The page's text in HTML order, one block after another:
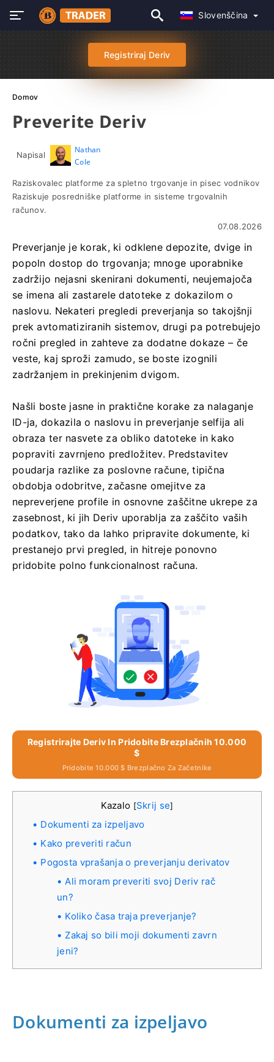
Slovenščina
Registriraj Deriv
Domov
Preverite Deriv
Napisal
Nathan
Cole
Raziskovalec platforme za spletno trgovanje in pisec vodnikov
Raziskuje posredniške platforme in sisteme trgovalnih
računov.
07.08.2026
Preverjanje je korak, ki odklene depozite, dvige in
popoln dostop do trgovanja; mnoge uporabnike
zadržijo nejasni skenirani dokumenti, neujemajoča
se imena ali zastarele datoteke z dokazilom o
naslovu. Nekateri pregledi preverjanja so takojšnji
prek avtomatiziranih sistemov, drugi pa potrebujejo
ročni pregled in zahteve za dodatne dokaze – če
veste, kaj sproži zamudo, se boste izognili
zadržanjem in prekinjenim dvigom.
Našli boste jasne in praktične korake za nalaganje
ID-ja, dokazila o naslovu in preverjanje selfija ali
obraza ter nasvete za obliko datoteke in kako
popraviti zavrnjeno predložitev. Predstavitev
poudarja razlike za poslovne račune, tipična
obdobja odobritve, začasne omejitve za
nepreverjene profile in osnovne zaščitne ukrepe za
zasebnost, ki jih Deriv uporablja za zaščito vaših
podatkov, tako da lahko pripravite dokumente, ki
prestanejo prvi pregled, in hitreje ponovno
pridobite polno funkcionalnost računa.
Registrirajte Deriv In Pridobite Brezplačnih 10.000
$
Pridobite 10.000 $ Brezplačno Za Začetnike
Kazalo [Skrij se]
Dokumenti za izpeljavo
Kako preveriti račun
Pogosta vprašanja o preverjanju derivatov
Ali moram preveriti svoj Deriv rač
un?
Koliko časa traja preverjanje?
Zakaj so bili moji dokumenti zavrn
jeni?
Dokumenti za izpeljavo